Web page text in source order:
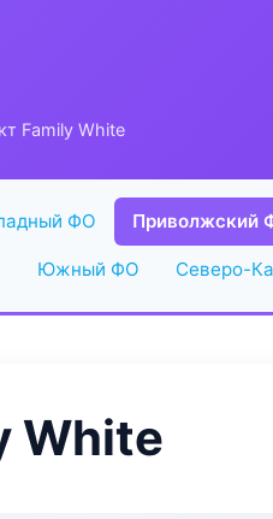
Family White
ФО Приволжский
Южный ФО Северо-
White